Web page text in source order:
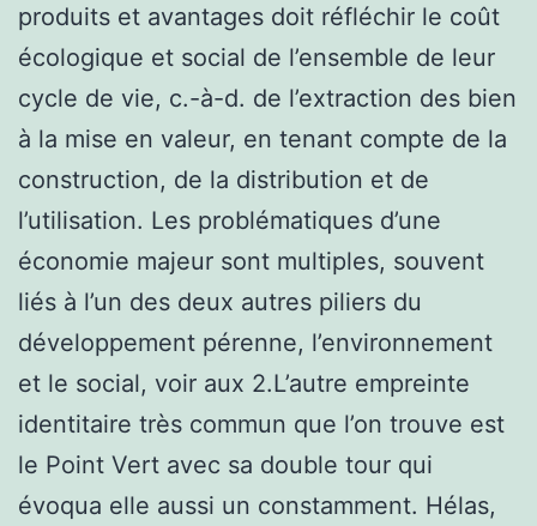
produits et avantages doit réfléchir le coût
écologique et social de l’ensemble de leur
cycle de vie, c.-à-d. de l’extraction des bien
à la mise en valeur, en tenant compte de la
construction, de la distribution et de
l’utilisation. Les problématiques d’une
économie majeur sont multiples, souvent
liés à l’un des deux autres piliers du
développement pérenne, l’environnement
et le social, voir aux 2.L’autre empreinte
identitaire très commun que l’on trouve est
le Point Vert avec sa double tour qui
évoqua elle aussi un constamment. Hélas,